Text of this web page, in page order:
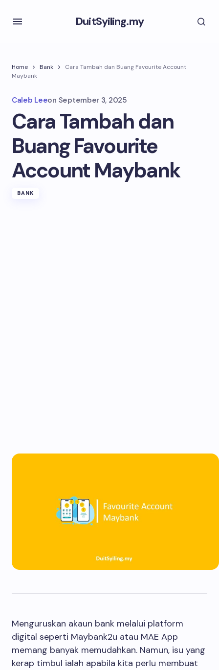
DuitSyiling.my
Home Bank
Cara Tambah dan Buang Favourite Account
Maybank
Caleb Leeon September 3, 2025
Cara Tambah dan
Buang Favourite
Account Maybank
BANK
Menguruskan akaun bank melalui platform
digital seperti Maybank2u atau MAE App
memang banyak memudahkan. Namun, isu yang
kerap timbul ialah apabila kita perlu membuat